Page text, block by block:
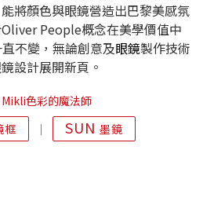
將顏色與眼鏡營造出巴黎美感氛
People概念在美學價值中
不變，無論創意及眼鏡製作技術
設計展開新頁。
色彩的魔法師
框 │ SUN墨鏡